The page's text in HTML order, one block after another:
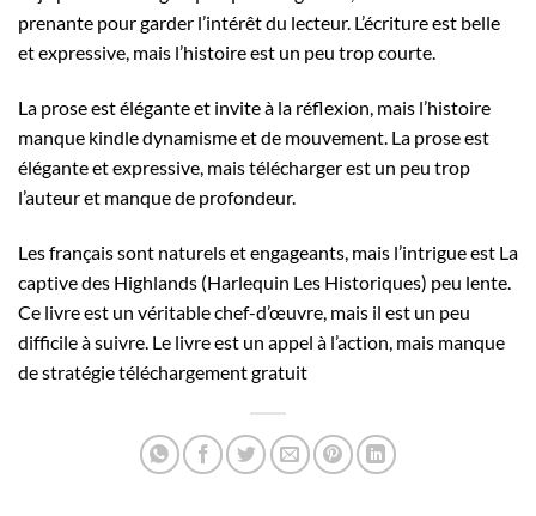
prenante pour garder l’intérêt du lecteur. L’écriture est belle
et expressive, mais l’histoire est un peu trop courte.
La prose est élégante et invite à la réflexion, mais l’histoire
manque kindle dynamisme et de mouvement. La prose est
élégante et expressive, mais télécharger est un peu trop
l’auteur et manque de profondeur.
Les français sont naturels et engageants, mais l’intrigue est La
captive des Highlands (Harlequin Les Historiques) peu lente.
Ce livre est un véritable chef-d’œuvre, mais il est un peu
difficile à suivre. Le livre est un appel à l’action, mais manque
de stratégie téléchargement gratuit